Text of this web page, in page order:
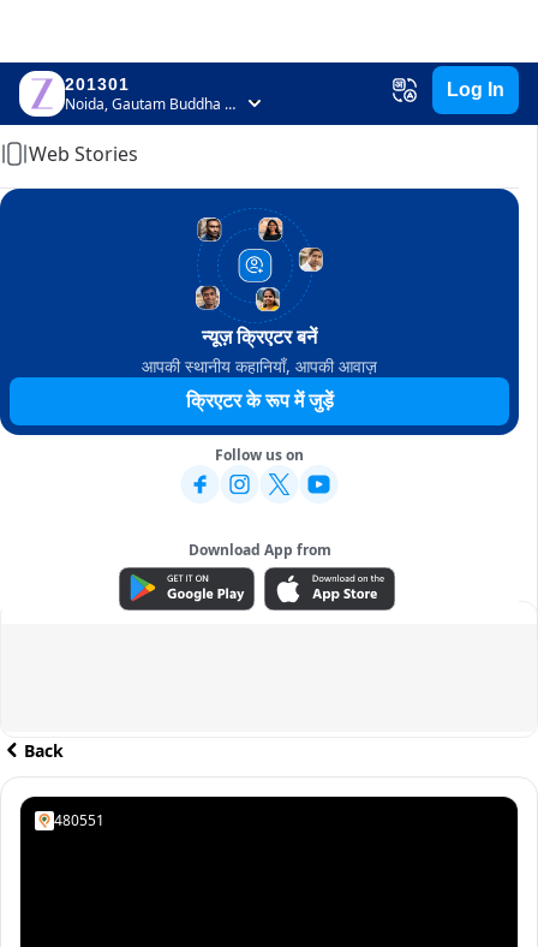
201301
Noida, Gautam Buddha Nagar, Uttar Pradesh
Log In
Home
Web Stories
न्यूज़ क्रिएटर बनें
आपकी स्थानीय कहानियाँ, आपकी आवाज़
क्रिएटर के रूप में जुड़ें
Follow us on
Download App from
ADVERTISEMENT
Back
480551